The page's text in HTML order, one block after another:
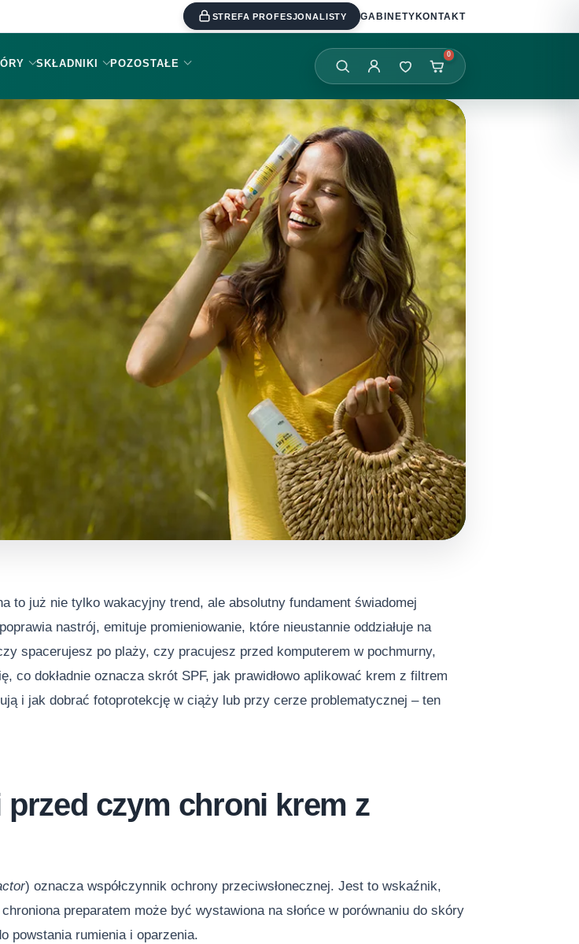
STREFA PROFESJONALISTY GABINETY KONTAKT
SKŁADNIKI POZOSTAŁE
0
to już nie tylko wakacyjny trend, ale absolutny fundament świadomej
nastrój, emituje promieniowanie, które nieustannie oddziałuje na
spacerujesz po plaży, czy pracujesz przed komputerem w pochmurny,
co dokładnie oznacza skrót SPF, jak prawidłowo aplikować krem z filtrem
i jak dobrać fotoprotekcję w ciąży lub przy cerze problematycznej – ten
przed czym chroni krem z
) oznacza współczynnik ochrony przeciwsłonecznej. Jest to wskaźnik,
preparatem może być wystawiona na słońce w porównaniu do skóry
powstania rumienia i oparzenia.